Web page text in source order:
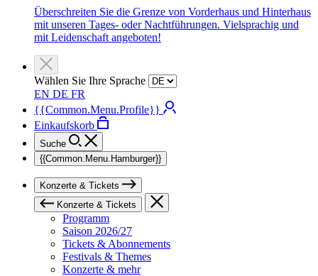
Überschreiten Sie die Grenze von Vorderhaus und Hinterhaus
mit unseren Tages- oder Nachtführungen. Vielsprachig und
mit Leidenschaft angeboten!
Wählen Sie Ihre Sprache
EN DE FR
{{Common.Menu.Profile}}
Einkaufskorb
Suche
{{Common.Menu.Hamburger}}
Konzerte & Tickets
Konzerte & Tickets
Programm
Saison 2026/27
Tickets & Abonnements
Festivals & Themes
Konzerte & mehr